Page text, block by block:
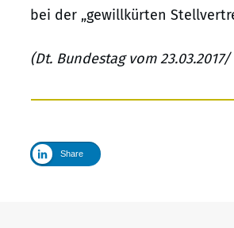
bei der „gewillkürten
(Dt. Bundestag vom
Share